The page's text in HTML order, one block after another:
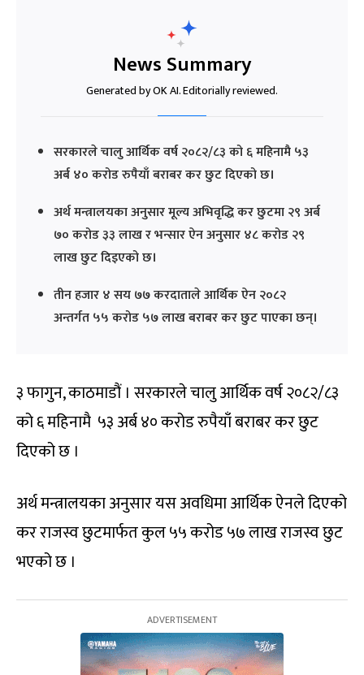
News Summary
Generated by OK AI. Editorially reviewed.
सरकारले चालु आर्थिक वर्ष २०८२/८३ को ६ महिनामै ५३
अर्ब ४० करोड रुपैयाँ बराबर कर छुट दिएको छ।
अर्थ मन्त्रालयका अनुसार मूल्य अभिवृद्धि कर छुटमा २९ अर्ब
७० करोड ३३ लाख र भन्सार ऐन अनुसार ४८ करोड २९
लाख छुट दिइएको छ।
तीन हजार ४ सय ७७ करदाताले आर्थिक ऐन २०८२
अन्तर्गत ५५ करोड ५७ लाख बराबर कर छुट पाएका छन्।
३ फागुन, काठमाडौं । सरकारले चालु आर्थिक वर्ष २०८२/८३
को ६ महिनामै ५३ अर्ब ४० करोड रुपैयाँ बराबर कर छुट
दिएको छ ।
अर्थ मन्त्रालयका अनुसार यस अवधिमा आर्थिक ऐनले दिएको
कर राजस्व छुटमार्फत कुल ५५ करोड ५७ लाख राजस्व छुट
भएको छ ।